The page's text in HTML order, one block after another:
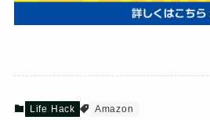
Life Hack Amazon